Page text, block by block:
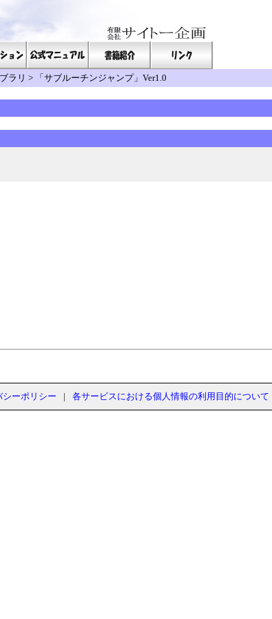
ラリ > 「サブルーチンジャンプ」Ver1.0
シーポリシー | 各サービスにおける個人情報の利用目的について